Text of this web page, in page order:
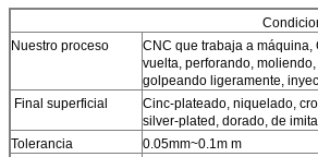
Nuestro proceso
CNC que trabaja a
vuelta, perforando,
golpeando ligeramente,
Final superficial
Cinc-plateado, niquelado,
silver-plated, dorado, de
Tolerancia
0.05mm~0.1m m